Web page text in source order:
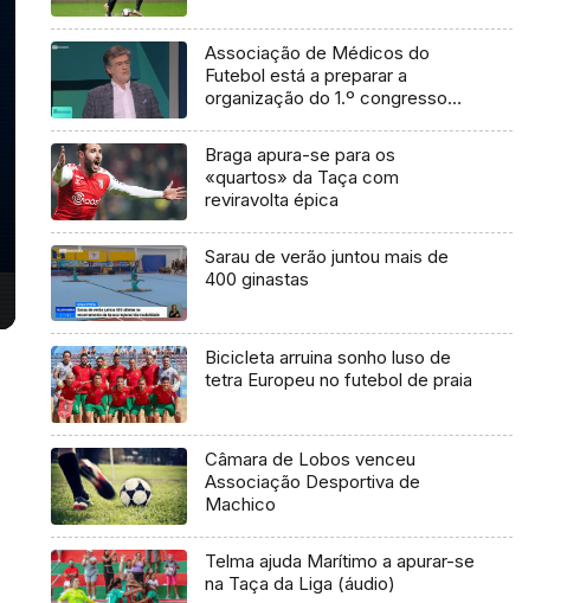
Associação de Médicos do
Futebol está a preparar a
organização do 1.º congresso
Braga apura-se para os
«quartos» da Taça com
reviravolta épica
Sarau de verão juntou mais de
400 ginastas
Bicicleta arruina sonho luso de
tetra Europeu no futebol de praia
Câmara de Lobos venceu
Associação Desportiva de
Machico
Telma ajuda Marítimo a apurar-se
na Taça da Liga (áudio)